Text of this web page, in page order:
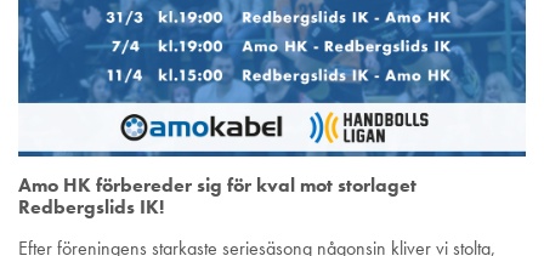
Amo HK förbereder sig för kval mot storlaget
Redbergslids IK!
Efter föreningens starkaste seriesäsong någonsin kliver vi stolta,